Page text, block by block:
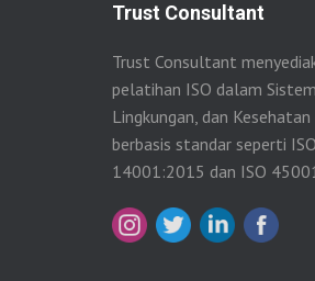
Trust Consultant
Trust Consultant
pelatihan ISO dalam
Lingkungan, dan
berbasis standar seperti
14001:2015 dan ISO